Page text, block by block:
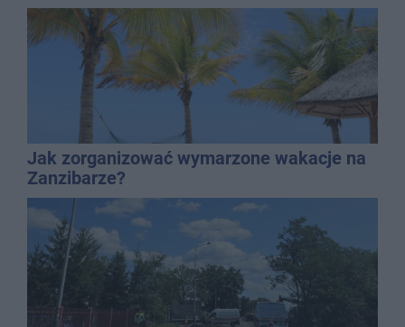
Jak zorganizować wymarzone wakacje na
Zanzibarze?